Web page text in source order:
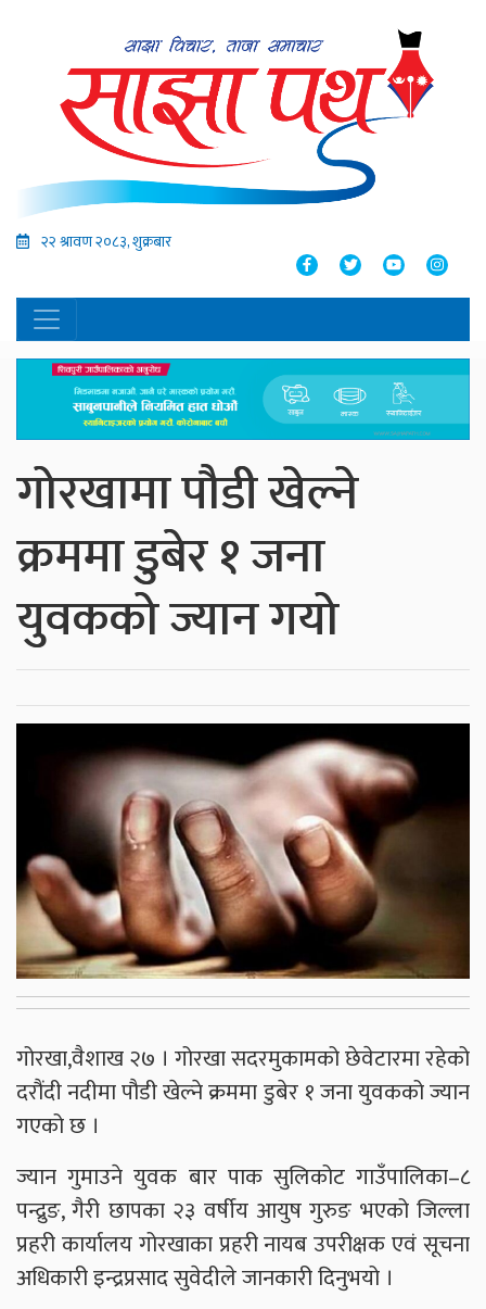
२२ श्रावण २०८३, शुक्रबार
गोरखामा पौडी खेल्ने
क्रममा डुबेर १ जना
युवकको ज्यान गयो
गोरखा,वैशाख २७ । गोरखा सदरमुकामको छेवेटारमा रहेको
दरौंदी नदीमा पौडी खेल्ने क्रममा डुबेर १ जना युवकको ज्यान
गएको छ ।
ज्यान गुमाउने युवक बार पाक सुलिकोट गाउँपालिका–८
पन्द्रुङ, गैरी छापका २३ वर्षीय आयुष गुरुङ भएको जिल्ला
प्रहरी कार्यालय गोरखाका प्रहरी नायब उपरीक्षक एवं सूचना
अधिकारी इन्द्रप्रसाद सुवेदीले जानकारी दिनुभयो ।